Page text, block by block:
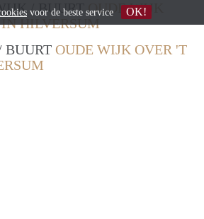
/ BUURTOUDE WIJK
IN HILVERSUM
BUURT OUDE WIJK OVER 'T
voor de beste service OK!